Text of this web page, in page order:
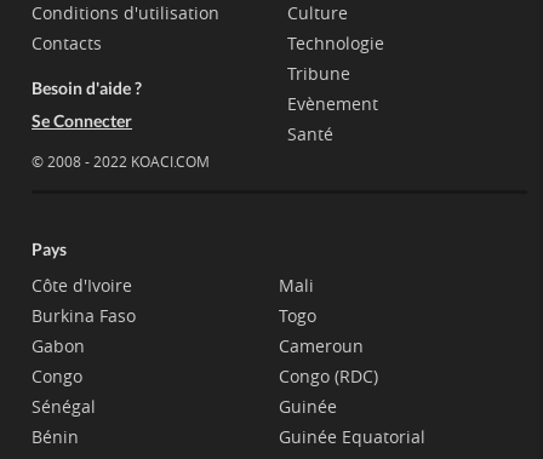
Conditions d'utilisation
Contacts
Besoin d'aide ?
Se Connecter
© 2008 - 2022 KOACI.COM
Culture
Technologie
Tribune
Evènement
Santé
Pays
Côte d'Ivoire
Burkina Faso
Gabon
Congo
Sénégal
Bénin
Mali
Togo
Cameroun
Congo (RDC)
Guinée
Guinée Equatorial